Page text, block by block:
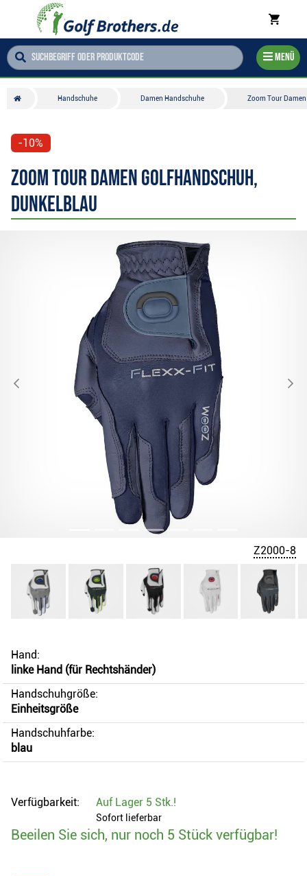
Menü
Handschuhe Damen Handschuhe Zoom Tour
-10%
Zoom Tour Damen Golfhandschuh,
dunkelblau
Z2000-8
Hand:
linke Hand (für Rechtshänder)
Handschuhgröße:
Einheitsgröße
Handschuhfarbe:
blau
Verfügbarkeit: Auf Lager 5 Stk.!
Sofort lieferbar
Beeilen Sie sich, nur noch 5 Stück verfügbar!